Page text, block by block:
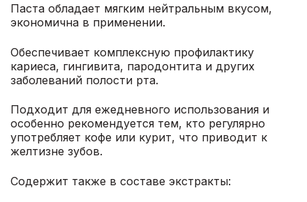
Паста обладает мягким нейтральным вкусом,
экономична в применении.
Обеспечивает комплексную профилактику
кариеса, гингивита, пародонтита и других
заболеваний полости рта.
Подходит для ежедневного использования и
особенно рекомендуется тем, кто регулярно
употребляет кофе или курит, что приводит к
желтизне зубов.
Содержит также в составе экстракты: